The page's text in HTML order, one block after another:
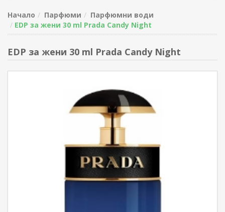
Начало Парфюми
Парфюмни води
EDP за жени 30 ml Prada Candy Night
EDP за жени 30 ml Prada Candy Night